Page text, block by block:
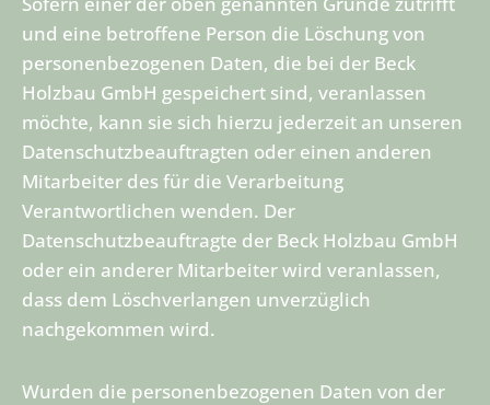
und eine betroffene Person die Löschung von
personenbezogenen Daten, die bei der Beck
Holzbau GmbH gespeichert sind, veranlassen
möchte, kann sie sich hierzu jederzeit an unseren
Datenschutzbeauftragten oder einen anderen
Mitarbeiter des für die Verarbeitung
Verantwortlichen wenden. Der
Datenschutzbeauftragte der Beck Holzbau GmbH
oder ein anderer Mitarbeiter wird veranlassen,
dass dem Löschverlangen unverzüglich
nachgekommen wird.
Wurden die personenbezogenen Daten von der